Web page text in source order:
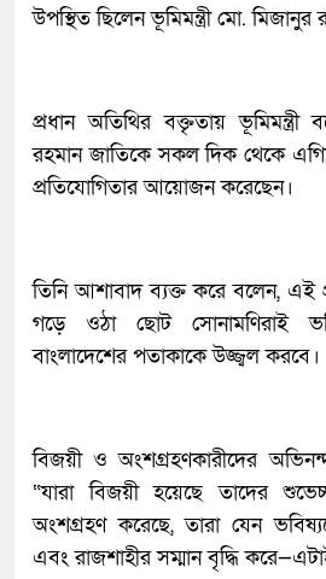
উপস্থিত ছিলেন ভূমিমন্ত্রী মো. মিজানুর
​প্রধান অতিথির বক্তৃতায় ভূমিমন্ত্রী
রহমান জাতিকে সকল দিক থেকে
প্রতিযোগিতার আয়োজন করেছেন।
তিনি আশাবাদ ব্যক্ত করে বলেন, এই
গড়ে ওঠা ছোট সোনামণিরাই
বাংলাদেশের পতাকাকে উজ্জ্বল করবে।
​বিজয়ী ও অংশগ্রহণকারীদের
“যারা বিজয়ী হয়েছে তাদের
অংশগ্রহণ করেছে, তারা যেন
এবং রাজশাহীর সম্মান বৃদ্ধি